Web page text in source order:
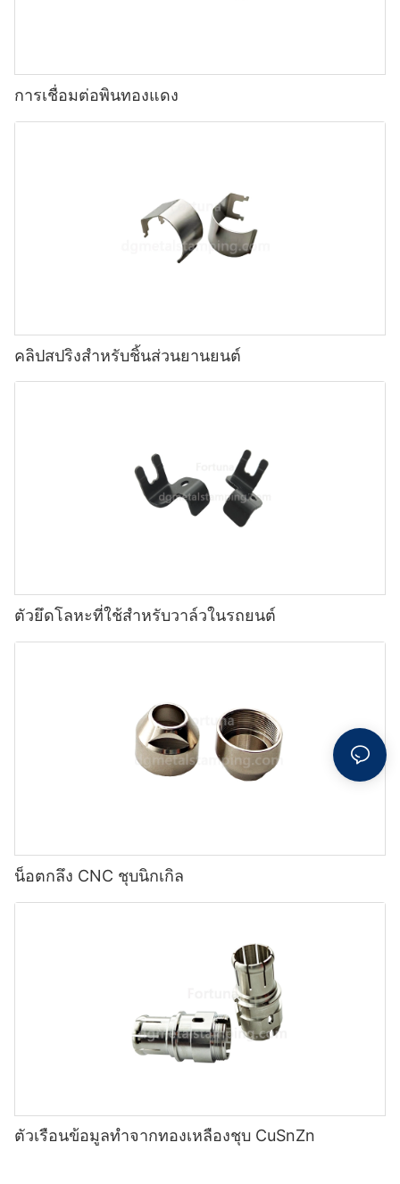
การเชื่อมต่อพินทองแดง
คลิปสปริงสำหรับชิ้นส่วนยานยนต์
ตัวยึดโลหะที่ใช้สำหรับวาล์วในรถยนต์
น็อตกลึง CNC ชุบนิกเกิล
ตัวเรือนข้อมูลทำจากทองเหลืองชุบ CuSnZn